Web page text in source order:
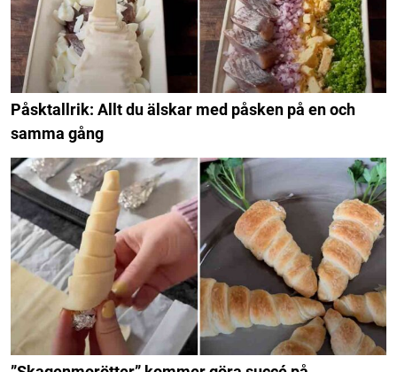
Påsktallrik: Allt du älskar med påsken på en och
samma gång